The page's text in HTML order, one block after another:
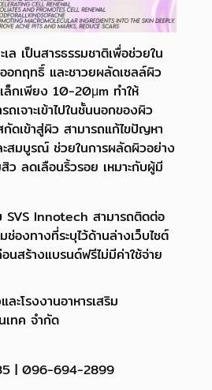
ล เป็นสารธรรมชาติเพื่อช่วยใน
อกฤทธิ์ และชาวยผลัดเซลล์ผิว
ล็กเพียง 10-20μm ทำให้
เจาะเข้าไปในชั้นนอกของผิว
ดเข้าสู่ผิว สามารถแก้ไขปัญหา
ะสมบูรณ์ ช่วยในการผลัดผิวอย่าง
ลดเลือนริ้วรอย เหมาะกับผู้มี
SVS Innotech สามารถติดต่อ
องทางที่ระบุไว้ด้านล่างเว็บไซต์
นสร้างแบรนด์ฟรีไม่มีค่าใช้จ่าย
ะโรงงานอาหารเสริม
เทค จำกัด
| 096-694-2899